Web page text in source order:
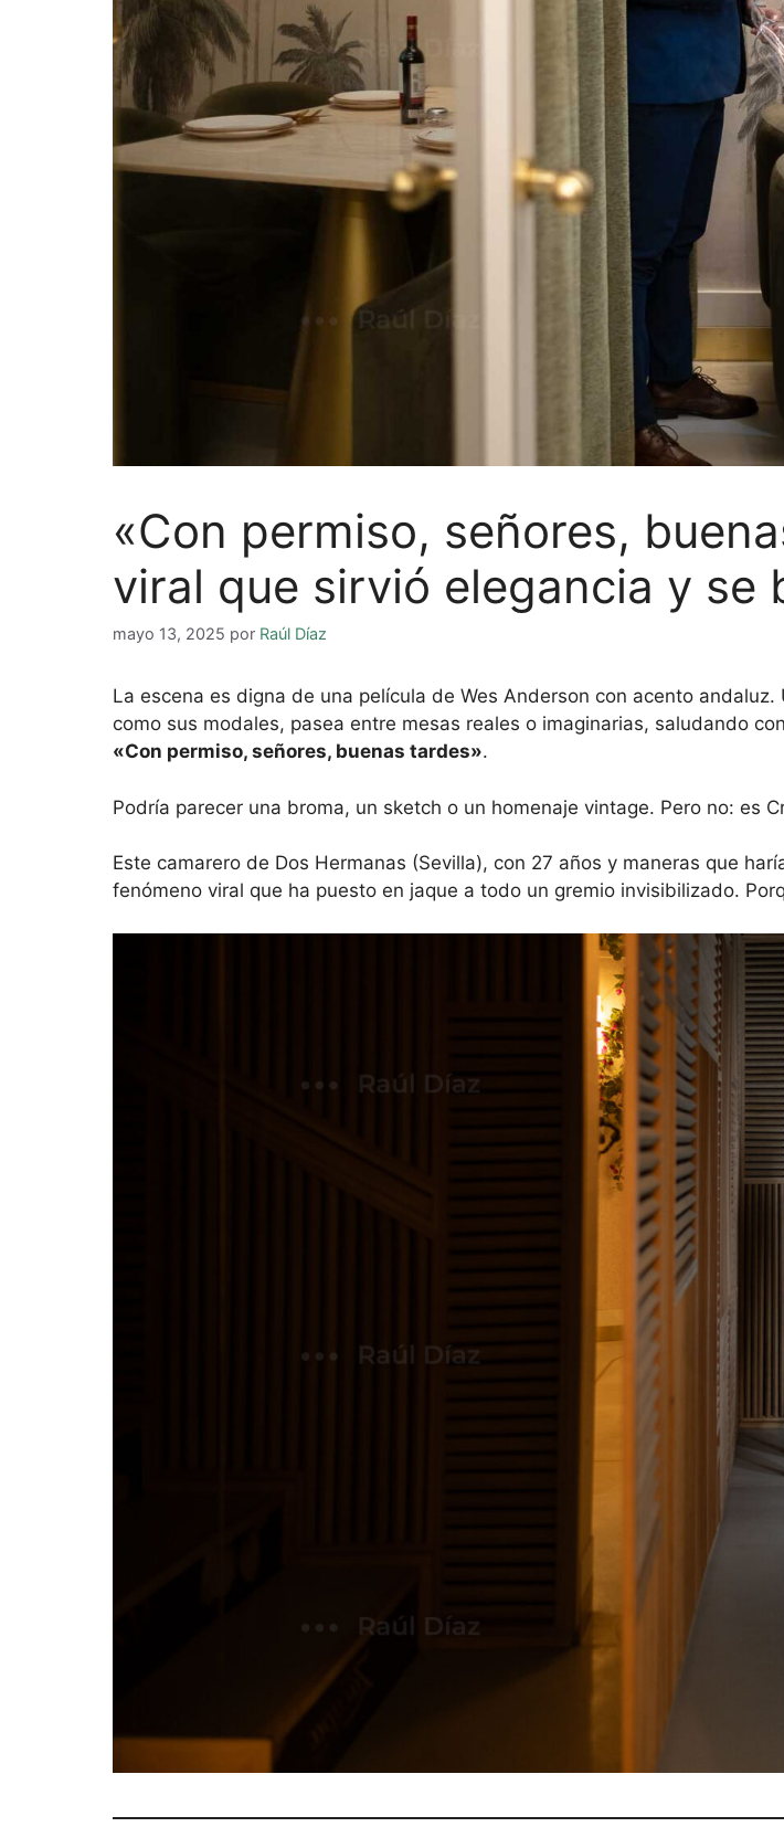
«Con permiso, señores,
viral que sirvió elegancia y se
mayo 13, 2025 por Raúl Díaz
La escena es digna de una película de Wes Anderson con acento
como sus modales, pasea entre mesas reales o imaginarias, saludando
«Con permiso, señores, buenas tardes».
Podría parecer una broma, un sketch o un homenaje vintage. Pero no: es
Este camarero de Dos Hermanas (Sevilla), con 27 años y maneras que
fenómeno viral que ha puesto en jaque a todo un gremio invisibilizado.